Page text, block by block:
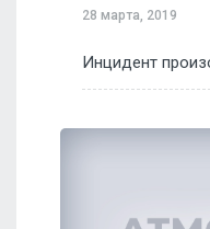
28 марта, 2019
Инцидент